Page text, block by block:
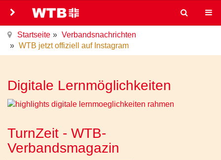
Startseite
Verbandsnachrichten
WTB jetzt offiziell auf Instagram
Digitale Lernmöglichkeiten
TurnZeit - WTB-
Verbandsmagazin